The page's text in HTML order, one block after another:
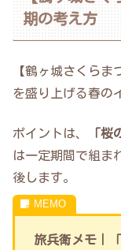
期の考え方
【鶴ヶ城さくら
を盛り上げる春の
ポイントは、 「桜
は一定期間で組ま
後します。
旅兵衛メモ｜